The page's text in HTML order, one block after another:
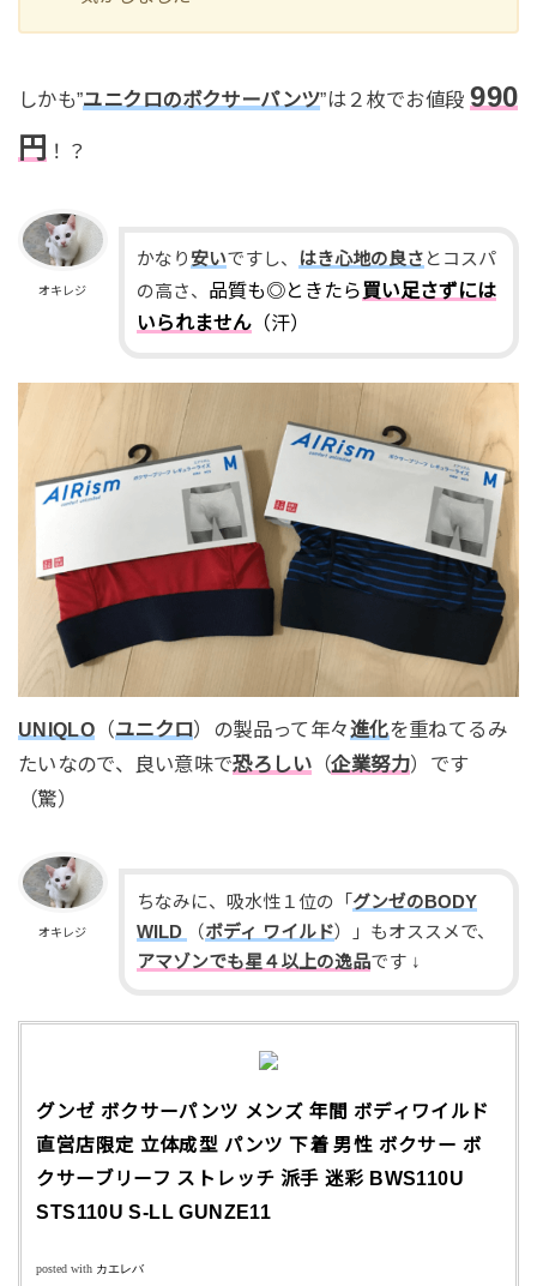
しかも”ユニクロのボクサーパンツ”は２枚でお値段990
円 ！？
オキレジ
かなり安いですし、 はき心地の良さ とコスパ
の高さ、 品質も◎ときたら買い足さずには
いられません（汗）
UNIQLO （ユニクロ）の製品って年々進化を重ねてるみ
たいなので、良い意味で恐ろしい （企業努力）です
（驚）
オキレジ
ちなみに、吸水性１位の「 グンゼのBODY
WILD
（ボディ ワイルド）」もオススメで、
アマゾンでも星４以上の逸品です ↓
グンゼ ボクサーパンツ メンズ 年間 ボディワイルド
直営店限定 立体成型 パンツ 下着 男性 ボクサー ボ
クサーブリーフ ストレッチ 派手 迷彩 BWS110U
STS110U S-LL GUNZE11
posted with カエレバ